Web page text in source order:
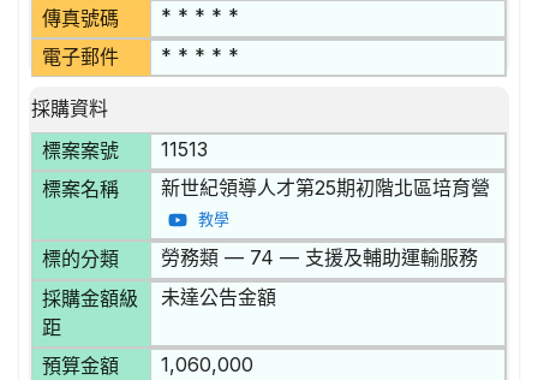
傳真號碼 * * * * *
電子郵件 * * * * *
採購資料
標案案號
11513
標案名稱 新世紀領導人才第25期初階北區培育營
教學
標的分類 勞務類 — 74 — 支援及輔助運輸服務
採購金額級
距
未達公告金額
預算金額 1,060,000